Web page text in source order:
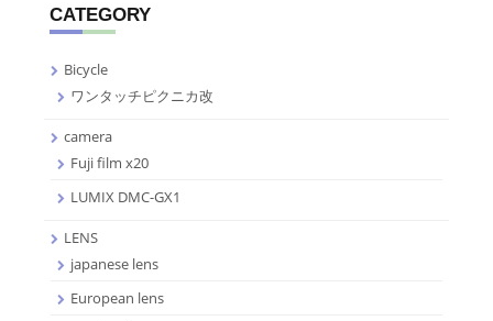
CATEGORY
Bicycle
ワンタッチピクニカ改
camera
Fuji film x20
LUMIX DMC-GX1
LENS
japanese lens
European lens